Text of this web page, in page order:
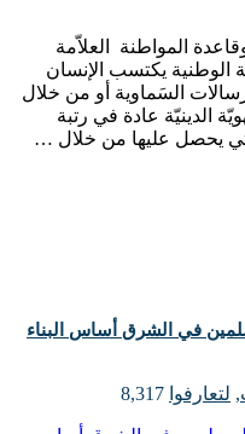
المواطنة العلاّمة
الوطنية يكتسب الإنسان
السَماوية أو من خلال
الدينيّة عادة في رتبة
يحصل عليها من خلال …
في الشرق أساس البناء
, لتعارفوا 8,317